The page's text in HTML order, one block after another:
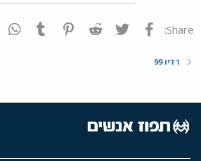
Share: פייסבוק Twitter
Reddit
Pinterest
Tumblr
רדיו 99